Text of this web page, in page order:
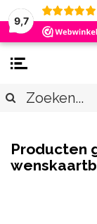
9,7
Producten